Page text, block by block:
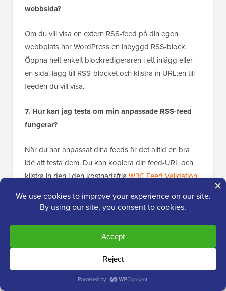
webbsida?
Om du vill visa en extern RSS-feed på din egen
webbplats har WordPress en inbyggd RSS-block.
Öppna helt enkelt blockredigeraren i ett inlägg eller
en sida, lägg till RSS-blocket och klistra in URL:en till
feeden du vill visa.
7. Hur kan jag testa om min anpassade RSS-feed
fungerar?
När du har anpassat dina feeds är det alltid en bra
idé att testa dem. Du kan kopiera din feed-URL och
klistra in den i den kostnadsfriaW3C Feed Validation
korrekt formaterad och fri från syntaxfel.
Bonusresurser om anpassning av
WordPress RSS-flöden
Vi hoppas att den här artikeln hjälpte dig att lära dig
hur du lägger till innehåll i dina WordPress RSS-